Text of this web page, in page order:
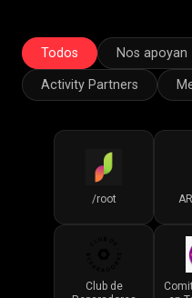
Todos Nos apoyan
Activity Partners
/root
Club de